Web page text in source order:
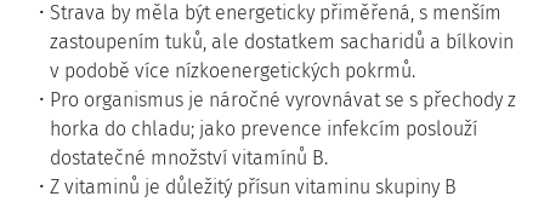
Strava by měla být energeticky přiměřená, s menším
zastoupením tuků, ale dostatkem sacharidů a bílkovin
v podobě více nízkoenergetických pokrmů.
Pro organismus je náročné vyrovnávat se s přechody z
horka do chladu; jako prevence infekcím poslouží
dostatečné množství vitamínů B.
Z vitaminů je důležitý přísun vitaminu skupiny B